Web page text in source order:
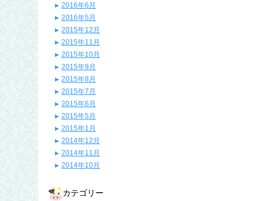
2016年6月
2016年5月
2015年12月
2015年11月
2015年10月
2015年9月
2015年8月
2015年7月
2015年6月
2015年5月
2015年1月
2014年12月
2014年11月
2014年10月
カテゴリー